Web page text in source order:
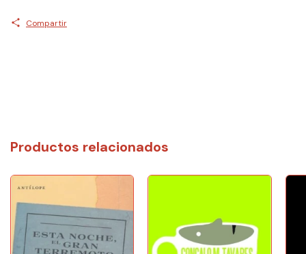
Compartir
Productos relacionados